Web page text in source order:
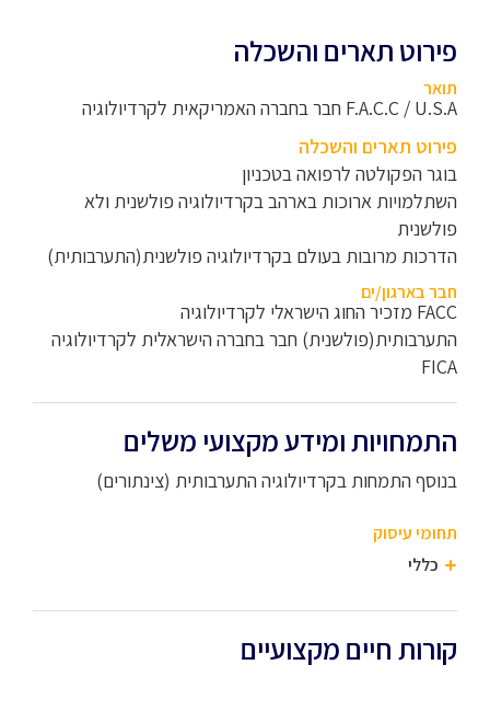
פירוט תארים והשכלה
תואר
F.A.C.C / U.S.A חבר בחברה האמריקאית לקרדיולוגיה
פירוט תארים והשכלה
בוגר הפקולטה לרפואה בטכניון
השתלמויות ארוכות בארהב בקרדיולוגיה פולשנית ולא
פולשנית
הדרכות מרובות בעולם בקרדיולוגיה פולשנית(התערבותית)
חבר בארגון/ים
FACC מזכיר החוג הישראלי לקרדיולוגיה
התערבותית(פולשנית) חבר בחברה הישראלית לקרדיולוגיה
FICA
התמחויות ומידע מקצועי משלים
בנוסף התמחות בקרדיולוגיה התערבותית (צינתורים)
תחומי עיסוק
כללי
קורות חיים מקצועיים